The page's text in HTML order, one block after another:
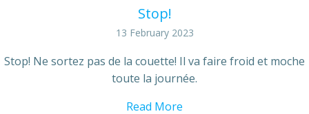
Stop!
13 February 2023
Stop! Ne sortez pas de la couette! Il va faire froid et moche
toute la journée.
Read More